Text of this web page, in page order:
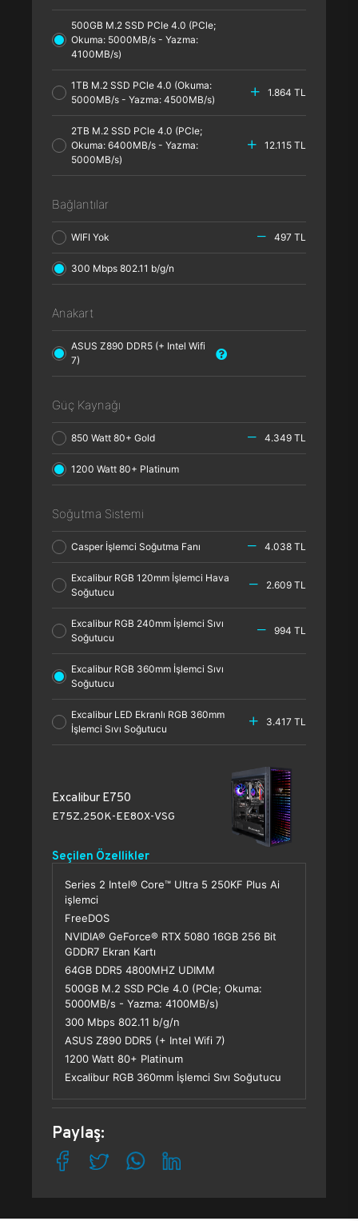
500GB M.2 SSD PCle 4.0 (PCle;
Okuma: 5000MB/s - Yazma:
4100MB/s)
1TB M.2 SSD PCle 4.0 (Okuma:
5000MB/s - Yazma: 4500MB/s)
1.864 TL
2TB M.2 SSD PCle 4.0 (PCle;
Okuma: 6400MB/s - Yazma:
5000MB/s)
12.115 TL
Bağlantılar
WIFI Yok 497 TL
300 Mbps 802.11 b/g/n
Anakart
ASUS Z890 DDR5 (+ Intel Wifi
7)
Güç Kaynağı
850 Watt 80+ Gold 4.349 TL
1200 Watt 80+ Platinum
Soğutma Sistemi
Casper İşlemci Soğutma Fanı 4.038 TL
Excalibur RGB 120mm İşlemci Hava
Soğutucu
2.609 TL
Excalibur RGB 240mm İşlemci Sıvı
Soğutucu
994 TL
Excalibur RGB 360mm İşlemci Sıvı
Soğutucu
Excalibur LED Ekranlı RGB 360mm
İşlemci Sıvı Soğutucu
3.417 TL
Excalibur E750
E75Z.250K-EE80X-VSG
Seçilen Özellikler
Series 2 Intel® Core™ Ultra 5 250KF Plus Ai
işlemci
FreeDOS
NVIDIA® GeForce® RTX 5080 16GB 256 Bit
GDDR7 Ekran Kartı
64GB DDR5 4800MHZ UDIMM
500GB M.2 SSD PCle 4.0 (PCle; Okuma:
5000MB/s - Yazma: 4100MB/s)
300 Mbps 802.11 b/g/n
ASUS Z890 DDR5 (+ Intel Wifi 7)
1200 Watt 80+ Platinum
Excalibur RGB 360mm İşlemci Sıvı Soğutucu
Paylaş: